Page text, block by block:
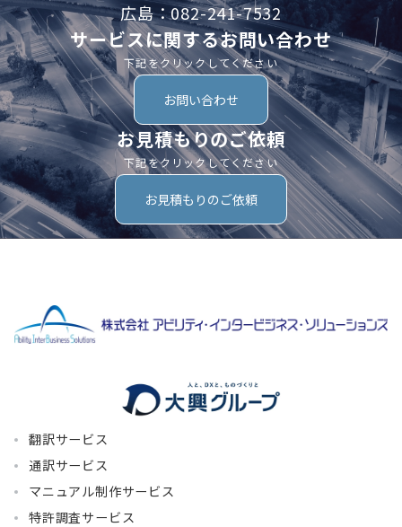
広島：082-241-7532
サービスに関するお問い合わせ
下記をクリックしてください
お問い合わせ
お見積もりのご依頼
下記をクリックしてください
お見積もりのご依頼
翻訳サービス
通訳サービス
マニュアル制作サービス
特許調査サービス